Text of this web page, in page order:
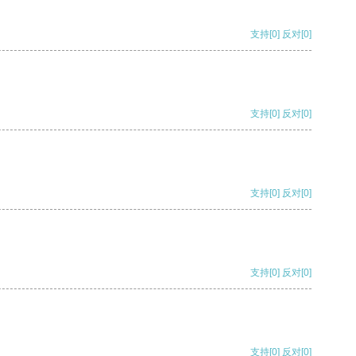
支持[0] 反对[0]
支持[0] 反对[0]
支持[0] 反对[0]
支持[0] 反对[0]
支持[0] 反对[0]